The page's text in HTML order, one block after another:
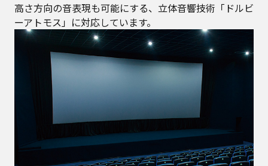
高さ方向の音表現も可能にする、立体音響技術「ドルビ
ーアトモス」に対応しています。